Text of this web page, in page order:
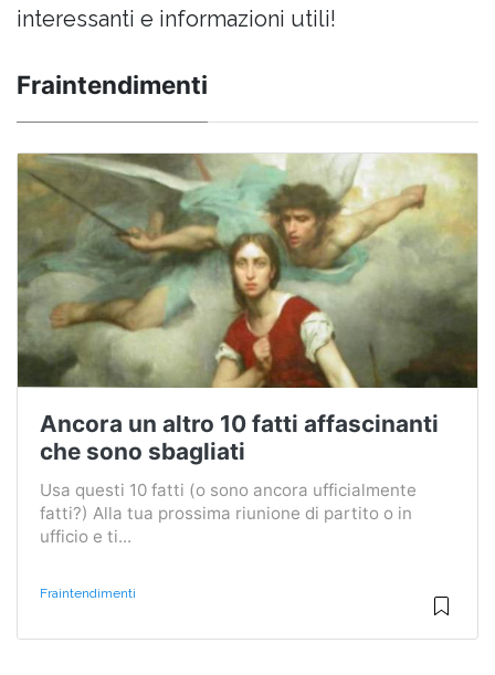
interessanti e informazioni utili!
Fraintendimenti
Ancora un altro 10 fatti affascinanti
che sono sbagliati
Usa questi 10 fatti (o sono ancora ufficialmente
fatti?) Alla tua prossima riunione di partito o in
ufficio e ti...
Fraintendimenti